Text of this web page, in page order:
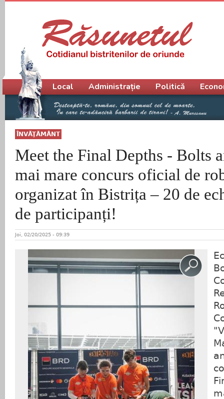
ÎNVĂŢĂMÂNT
Meet the Final Depths - Bolts
mai mare concurs oficial de
organizat în Bistrița – 20 de
de participanți!
Joi, 02/20/2025 - 09:39
Meniu principal
Local Administrație Politică